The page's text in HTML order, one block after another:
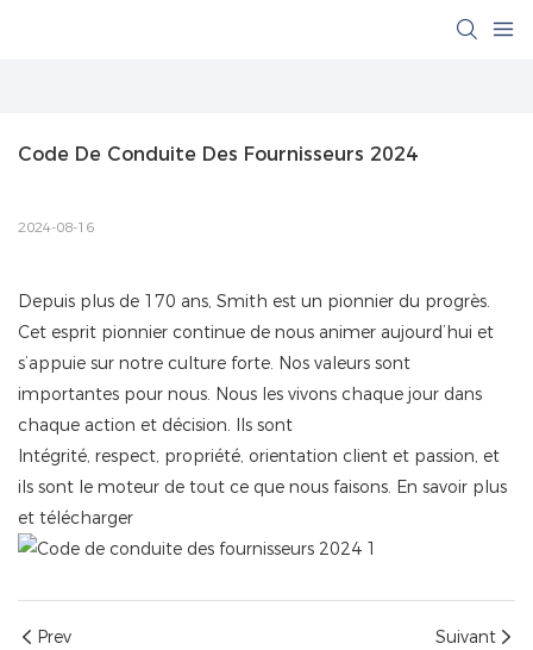
Code De Conduite Des Fournisseurs 2024
2024-08-16
Depuis plus de 170 ans, Smith est un pionnier du progrès.
Cet esprit pionnier continue de nous animer aujourd’hui et
s’appuie sur notre culture forte. Nos valeurs sont
importantes pour nous. Nous les vivons chaque jour dans
chaque action et décision. Ils sont
Intégrité, respect, propriété, orientation client et passion, et
ils sont le moteur de tout ce que nous faisons. En savoir plus
et télécharger
Prev Suivant